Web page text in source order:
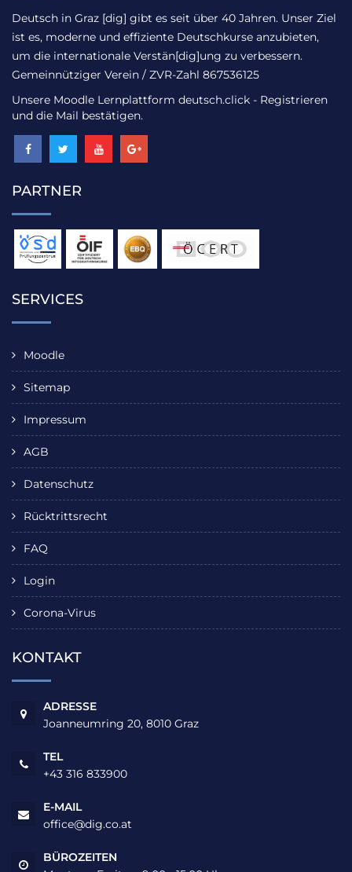
Deutsch in Graz [dig] gibt es seit über 40 Jahren. Unser Ziel
ist es, moderne und effiziente Deutschkurse anzubieten,
um die internationale Verstän[dig]ung zu verbessern.
Gemeinnütziger Verein / ZVR-Zahl 867536125
Unsere Moodle Lernplattform deutsch.click - Registrieren
und die Mail bestätigen.
PARTNER
SERVICES
Moodle
Sitemap
Impressum
AGB
Datenschutz
Rücktrittsrecht
FAQ
Login
Corona-Virus
KONTAKT
ADRESSE
Joanneumring 20, 8010 Graz
TEL
+43 316 833900
E-MAIL
office@dig.co.at
BÜROZEITEN